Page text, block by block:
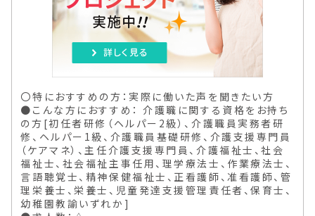
〇特におすすめの方：実際に働いた声を聞きたい方
●こんな方におすすめ： 介護職に関する資格をお持ち
の方[初任者研修（ヘルパー2級）、介護職員実務者研
修、ヘルパー1級、介護職員基礎研修、介護支援専門員
（ケアマネ）、主任介護支援専門員、介護福祉士、社会
福祉士、社会福祉主事任用、理学療法士、作業療法士、
言語聴覚士、精神保健福祉士、正看護師、准看護師、管
理栄養士、栄養士、児童発達支援管理責任者、保育士、
幼稚園教諭いずれか]